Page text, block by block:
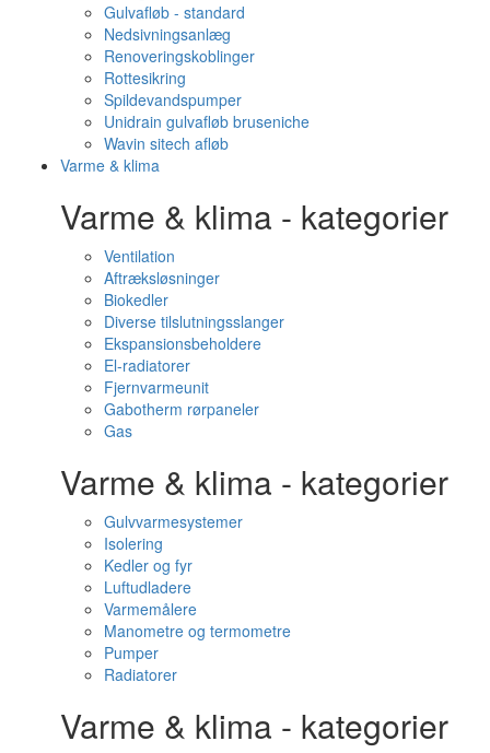
Gulvafløb - standard
Nedsivningsanlæg
Renoveringskoblinger
Rottesikring
Spildevandspumper
Unidrain gulvafløb bruseniche
Wavin sitech afløb
Varme & klima
Varme & klima - kategorier
Ventilation
Aftræksløsninger
Biokedler
Diverse tilslutningsslanger
Ekspansionsbeholdere
El-radiatorer
Fjernvarmeunit
Gabotherm rørpaneler
Gas
Varme & klima - kategorier
Gulvvarmesystemer
Isolering
Kedler og fyr
Luftudladere
Varmemålere
Manometre og termometre
Pumper
Radiatorer
Varme & klima - kategorier